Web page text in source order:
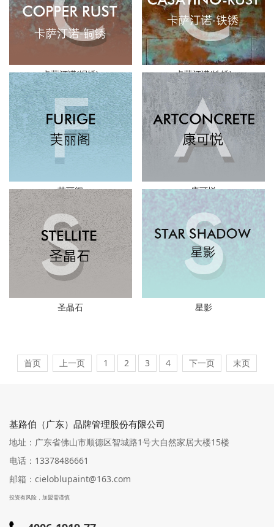
卡萨汀诺(铜锈) 卡萨汀诺(铁锈)
芙丽阁 康可悦
圣晶石 星影
首页 上一页 1 2 3 4 下一页 末页
基路伯（广东）品牌管理股份有限公司
地址：广东省佛山市顺德区智城路1号大自然家居大楼15楼
电话：13378486661
邮箱：cieloblupaint@163.com
投资有风险，加盟需谨慎